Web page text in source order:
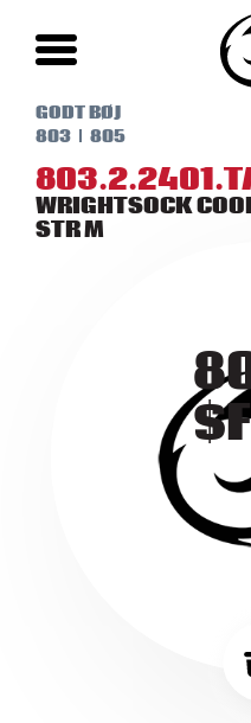
GODT BØJ
803
805
WRIGHTSOCK
STR M